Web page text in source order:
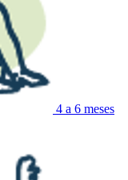
4 a 6 meses